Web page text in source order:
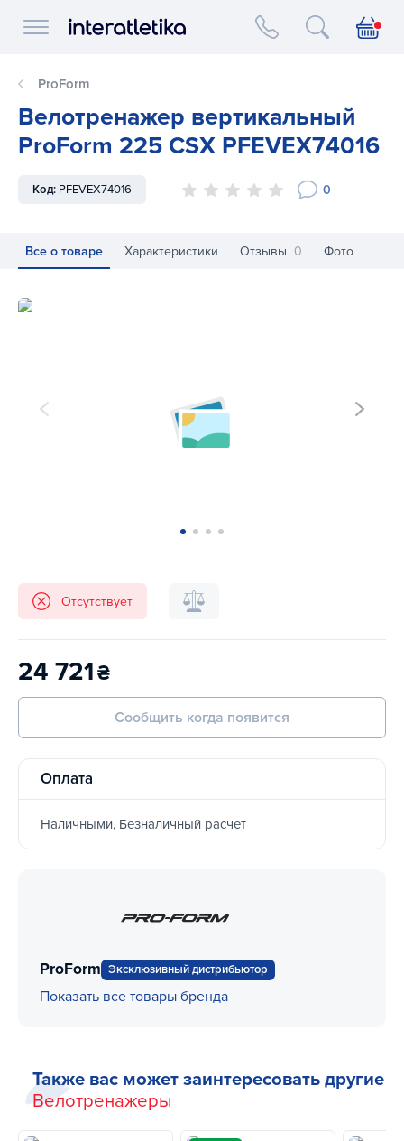
Interatletika logo
ProForm
Велотренажер вертикальный
ProForm 225 CSX PFEVEX74016
Код: PFEVEX74016 0
Все о товаре Характеристики Отзывы 0 Фото
Велотренажер вертикальный ProForm 225 CSX
Отсутствует
24 721₴
Сообщить когда появится
Оплата
Наличными, Безналичный расчет
ProForm Эксклюзивный дистрибьютор
Показать все товары бренда
Также вас может заинтересовать другие
Велотренажеры